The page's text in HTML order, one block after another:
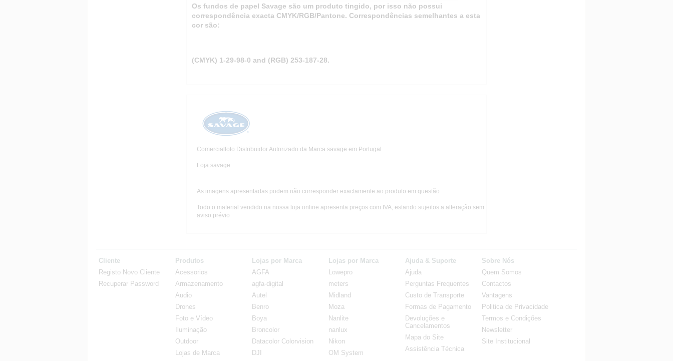
Os fundos de papel Savage são um produto tingido, por isso não possui
correspondência exacta CMYK/RGB/Pantone. Correspondências semelhantes a esta
cor são:
(CMYK) 1-29-98-0 and (RGB) 253-187-28.
Comercialfoto Distribuidor Autorizado da Marca savage em Portugal
Loja savage
As imagens apresentadas podem não corresponder exactamente ao produto em questão
Todo o material vendido na nossa loja online apresenta preços com IVA, estando sujeitos a alteração sem
aviso prévio
Cliente
Registo Novo Cliente
Recuperar Password
Produtos
Acessorios
Armazenamento
Audio
Drones
Foto e Vídeo
Iluminação
Outdoor
Lojas de Marca
Lojas por Marca
AGFA
agfa-digital
Autel
Benro
Boya
Broncolor
Datacolor Colorvision
DJI
Lojas por Marca
Lowepro
meters
Midland
Moza
Nanlite
nanlux
Nikon
OM System
Ajuda & Suporte
Ajuda
Perguntas Frequentes
Custo de Transporte
Formas de Pagamento
Devoluções e
Cancelamentos
Mapa do Site
Assistência Técnica
Sobre Nós
Quem Somos
Contactos
Vantagens
Politica de Privacidade
Termos e Condições
Newsletter
Site Institucional